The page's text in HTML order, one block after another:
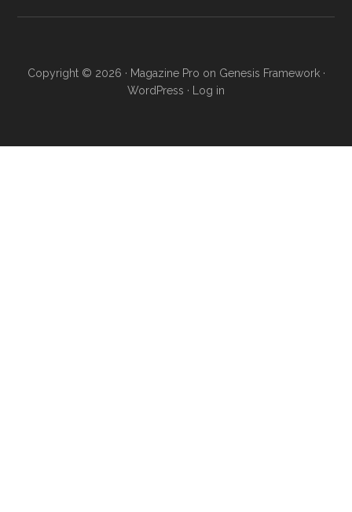
Copyright © 2026 · Magazine Pro on Genesis Framework·
WordPress · Log in